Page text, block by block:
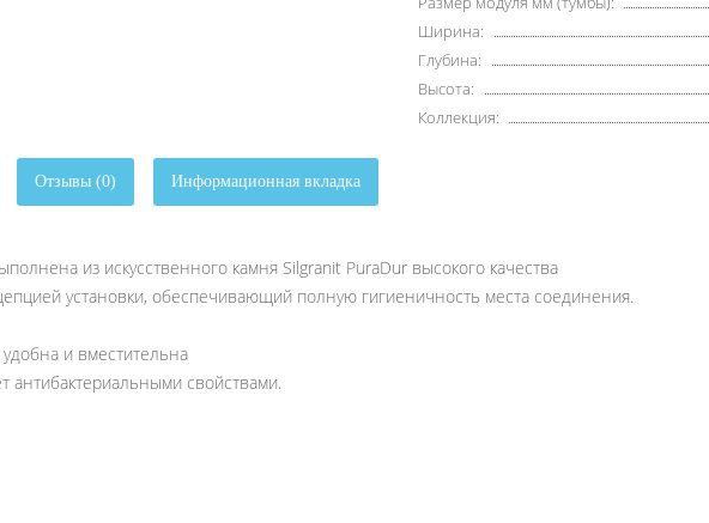
Ширина:
Глубина:
Высота:
Коллекция:
Отзывы (0) Информационная вкладка
из искусственного камня Silgranit PuraDur высокого качества
установки, обеспечивающий полную гигиеничность места соединения.
и вместительна
антибактериальными свойствами.